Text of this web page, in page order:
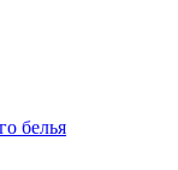
белья